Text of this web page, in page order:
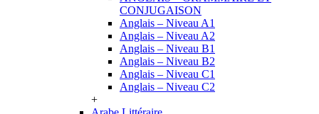
CONJUGAISON
Anglais – Niveau A1
Anglais – Niveau A2
Anglais – Niveau B1
Anglais – Niveau B2
Anglais – Niveau C1
Anglais – Niveau C2
+